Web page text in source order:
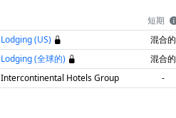
短期
Lodging (US) 混合的
Lodging (全球的)
混合的
Intercontinental Hotels Group -